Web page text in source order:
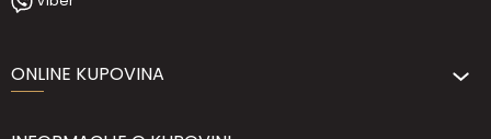
ONLINE KUPOVINA